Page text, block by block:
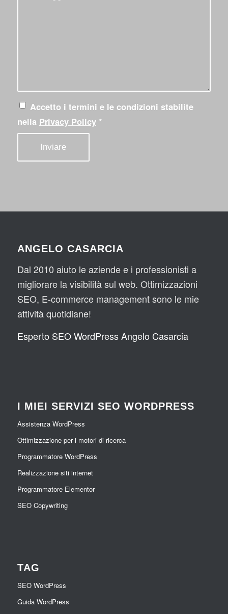
Accetto i termini e le condizioni stabilite
nella Privacy Policy *
ANGELO CASARCIA
Dal 2010 aiuto le aziende e i professionisti a
migliorare la visibilità sul web. Ottimizzazioni
SEO, E-commerce management sono le mie
attività quotidiane!
Esperto SEO WordPress Angelo Casarcia
I MIEI SERVIZI SEO WORDPRESS
Assistenza WordPress
Ottimizzazione per i motori di ricerca
Programmatore WordPress
Realizzazione siti internet
Programmatore Elementor
SEO Copywriting
TAG
SEO WordPress
Guida WordPress